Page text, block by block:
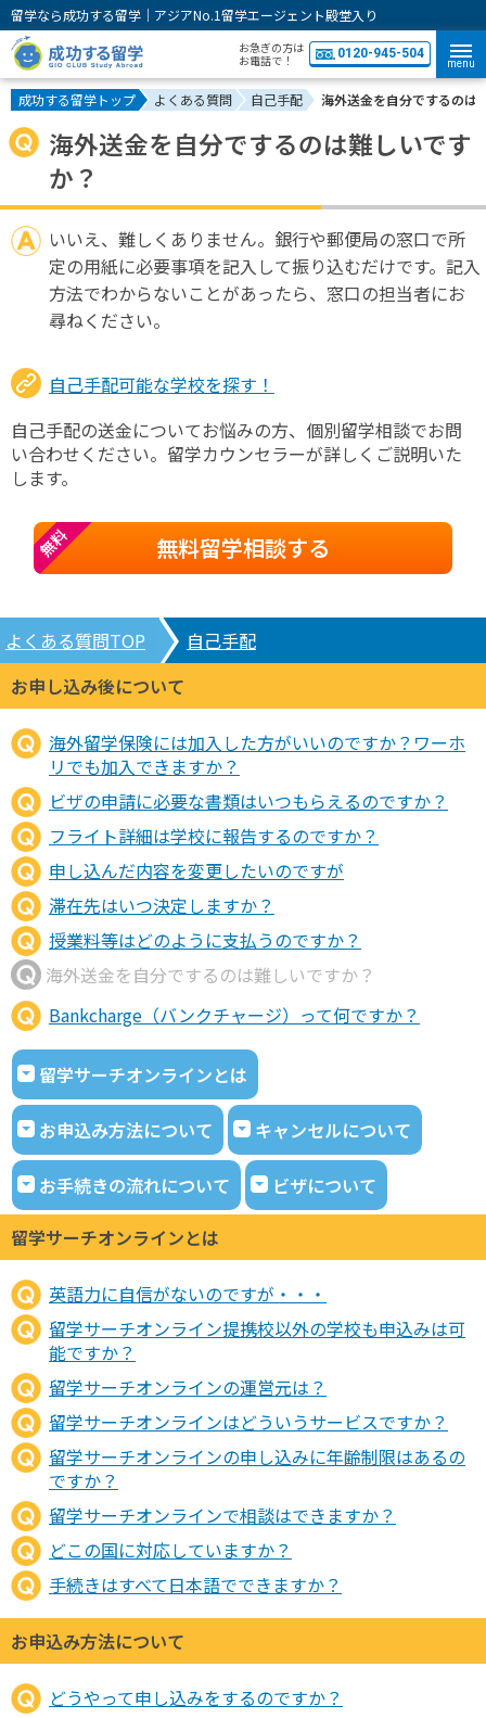
留学なら成功する留学｜アジアNo.1留学エージェント殿堂入り
お急ぎの方は
お電話で！
0120-945-504
menu
成功する留学トップ よくある質問 自己手配 海外送金を自分でするのは
海外送金を自分でするのは難しいです
か？
いいえ、難しくありません。銀行や郵便局の窓口で所
定の用紙に必要事項を記入して振り込むだけです。記入
方法でわからないことがあったら、窓口の担当者にお
尋ねください。
自己手配可能な学校を探す！
自己手配の送金についてお悩みの方、個別留学相談でお問
い合わせください。留学カウンセラーが詳しくご説明いた
します。
無料留学相談する
無料
よくある質問TOP
自己手配
お申し込み後について
海外留学保険には加入した方がいいのですか？ワーホ
リでも加入できますか？
ビザの申請に必要な書類はいつもらえるのですか？
フライト詳細は学校に報告するのですか？
申し込んだ内容を変更したいのですが
滞在先はいつ決定しますか？
授業料等はどのように支払うのですか？
海外送金を自分でするのは難しいですか？
Bankcharge（バンクチャージ）って何ですか？
留学サーチオンラインとは
お申込み方法について キャンセルについて
お手続きの流れについて
ビザについて
留学サーチオンラインとは
英語力に自信がないのですが・・・
留学サーチオンライン提携校以外の学校も申込みは可
能ですか？
留学サーチオンラインの運営元は？
留学サーチオンラインはどういうサービスですか？
留学サーチオンラインの申し込みに年齢制限はあるの
ですか？
留学サーチオンラインで相談はできますか？
どこの国に対応していますか？
手続きはすべて日本語でできますか？
お申込み方法について
どうやって申し込みをするのですか？